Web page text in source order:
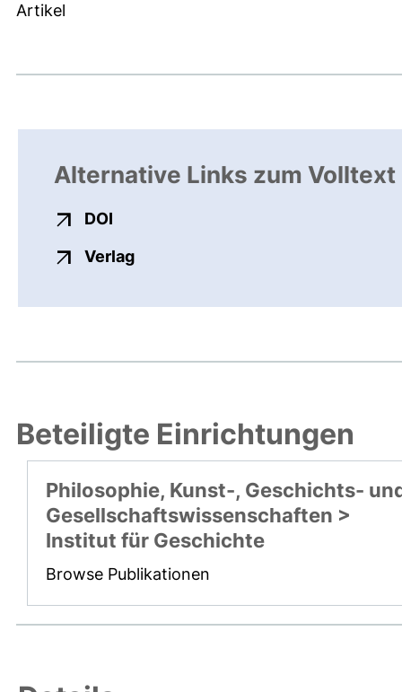
Artikel
Alternative Links zum Volltext
DOI
Verlagexterner Link, öffnet neues
Beteiligte Einrichtungen
Philosophie, Kunst-, Geschichts-
Gesellschaftswissenschaften >
Institut für Geschichte
Browse Publikationen